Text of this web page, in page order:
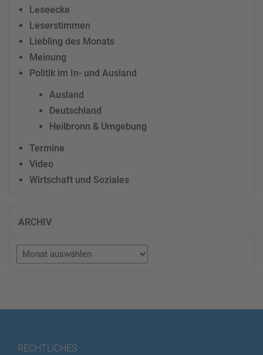
Leseecke
Leserstimmen
Liebling des Monats
Meinung
Politik im In- und Ausland
Ausland
Deutschland
Heilbronn & Umgebung
Termine
Video
Wirtschaft und Soziales
ARCHIV
Archiv
RECHTLICHES